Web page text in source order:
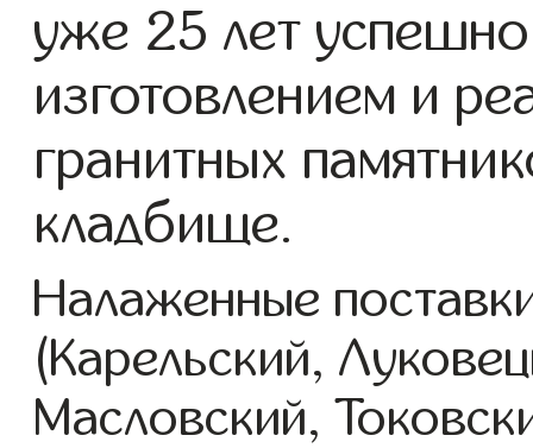
уже 25 лет
изготовлением и
гранитных
кладбище.
Налаженные
(Карельский,
Масловский,